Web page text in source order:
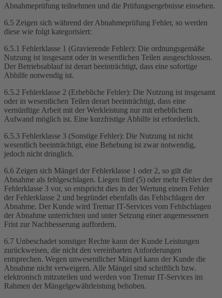
Abnahmeprüfung teilnehmen und die Prüfungsergebnisse einsehen.
6.5 Zeigen sich während der Abnahmeprüfung Fehler, so werden
diese wie folgt kategorisiert:
6.5.1 Fehlerklasse 1 (Gravierende Fehler): Die ordnungsgemäße
Nutzung ist insgesamt oder in wesentlichen Teilen ausgeschlossen.
Der Betriebsablauf ist derart beeinträchtigt, dass eine sofortige
Abhilfe notwendig ist.
6.5.2 Fehlerklasse 2 (Erhebliche Fehler): Die Nutzung ist insgesamt
oder in wesentlichen Teilen derart beeinträchtigt, dass eine
vernünftige Arbeit mit der Werkleistung nur mit erheblichem
Aufwand möglich ist. Eine kurzfristige Abhilfe ist erforderlich.
6.5.3 Fehlerklasse 3 (Sonstige Fehler): Die Nutzung ist nicht
wesentlich beeinträchtigt, eine Behebung ist zwar notwendig,
jedoch nicht dringlich.
6.6 Zeigen sich Mängel der Fehlerklasse 1 oder 2, so gilt die
Abnahme als fehlgeschlagen. Liegen fünf (5) oder mehr Fehler der
Fehlerklasse 3 vor, so entspricht dies in der Wertung einem Fehler
der Fehlerklasse 2 und begründet ebenfalls das Fehlschlagen der
Abnahme. Der Kunde wird Tremar IT-Services vom Fehlschlagen
der Abnahme unterrichten und unter Setzung einer angemessenen
Frist zur Nachbesserung auffordern.
6.7 Unbeschadet sonstiger Rechte kann der Kunde Leistungen
zurückweisen, die nicht den vereinbarten Anforderungen
entsprechen. Wegen unwesentlicher Mängel kann der Kunde die
Abnahme nicht verweigern. Alle Mängel sind schriftlich bzw.
elektronisch mitzuteilen und werden von Tremar IT-Services im
Rahmen der Mängelgewährleistung behoben.